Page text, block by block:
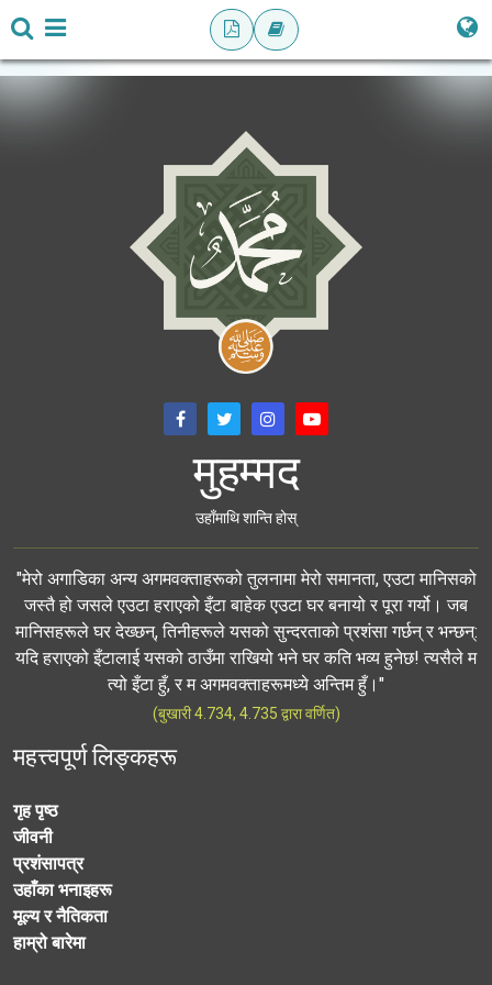
मुहम्मद
उहाँमाथि शान्ति होस्
"मेरो अगाडिका अन्य अगमवक्ताहरूको तुलनामा मेरो समानता, एउटा मानिसको
जस्तै हो जसले एउटा हराएको इँटा बाहेक एउटा घर बनायो र पूरा गर्यो। जब
मानिसहरूले घर देख्छन्, तिनीहरूले यसको सुन्दरताको प्रशंसा गर्छन् र भन्छन्:
यदि हराएको इँटालाई यसको ठाउँमा राखियो भने घर कति भव्य हुनेछ! त्यसैले म
त्यो इँटा हुँ, र म अगमवक्ताहरूमध्ये अन्तिम हुँ।"
(बुखारी 4.734, 4.735 द्वारा वर्णित)
महत्त्वपूर्ण लिङ्कहरू
गृह पृष्ठ
जीवनी
प्रशंसापत्र
उहाँका भनाइहरू
मूल्य र नैतिकता
हाम्रो बारेमा